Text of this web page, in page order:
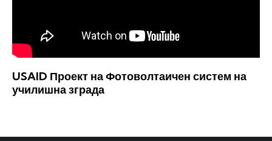
USAID Проект на Фотоволтаичен систем на
училишна зграда